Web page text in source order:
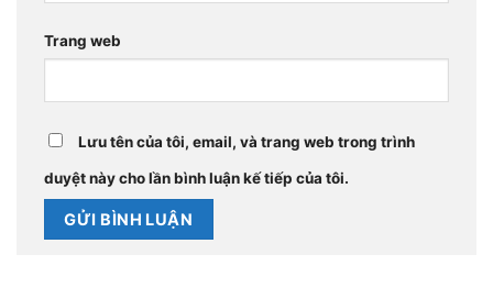
Trang web
Lưu tên của tôi, email, và trang web trong trình
duyệt này cho lần bình luận kế tiếp của tôi.